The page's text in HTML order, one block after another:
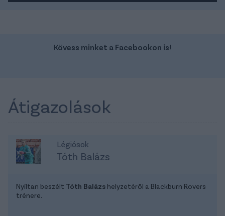
Kövess minket a Facebookon is!
Átigazolások
Légiósok
Tóth Balázs
Nyíltan beszélt Tóth Balázs helyzetéről a Blackburn Rovers
trénere.